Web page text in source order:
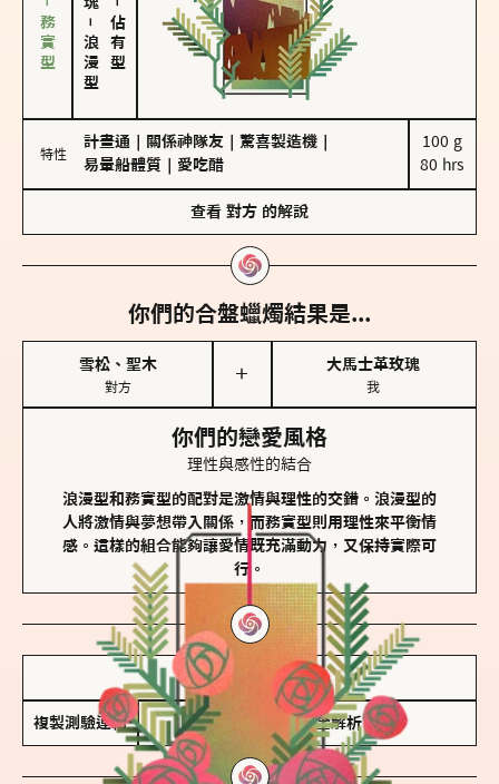
－
浪漫型
－
佔有型
特性
計畫通 關係神隊友 驚喜製造機
易暈船體質
愛吃醋
100 g
80 hrs
查看 對方 的解說
你們的合盤蠟燭結果是...
雪松、聖木
對方
＋
大馬士革玫瑰
我
你們的戀愛風格
理性與感性的結合
浪漫型和務實型的配對是激情與理性的交錯。浪漫型的
人將激情與夢想帶入關係，而務實型則用理性來平衡情
感。這樣的組合能夠讓愛情既充滿動力，又保持實際可
行。
儲存我的結果圖
複製測驗連結 查看香氛類型全解析 >>>